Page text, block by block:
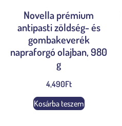
Novella prémium
antipasti zöldség- és
gombakeverék
napraforgó olajban, 980
g
4,490Ft
Kosárba teszem